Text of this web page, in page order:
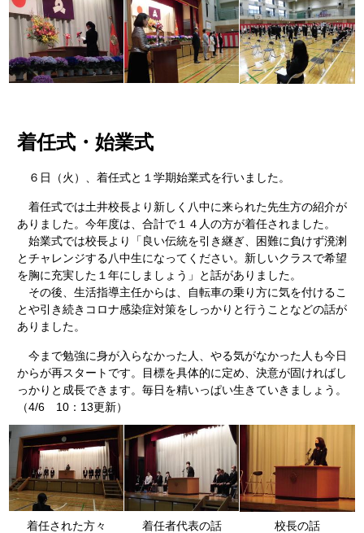
着任式・始業式
６日（火）、着任式と１学期始業式を行いました。
着任式では土井校長より新しく八中に来られた先生方の紹介が
ありました。今年度は、合計で１４人の方が着任されました。
始業式では校長より「良い伝統を引き継ぎ、困難に負けず溌溂
とチャレンジする八中生になってください。新しいクラスで希望
を胸に充実した１年にしましょう」と話がありました。
その後、生活指導主任からは、自転車の乗り方に気を付けるこ
とや引き続きコロナ感染症対策をしっかりと行うことなどの話が
ありました。
今まで勉強に身が入らなかった人、やる気がなかった人も今日
からが再スタートです。目標を具体的に定め、決意が固ければし
っかりと成長できます。毎日を精いっぱい生きていきましょう。
（4/6 10：13更新）
着任された方々 着任者代表の話 校長の話